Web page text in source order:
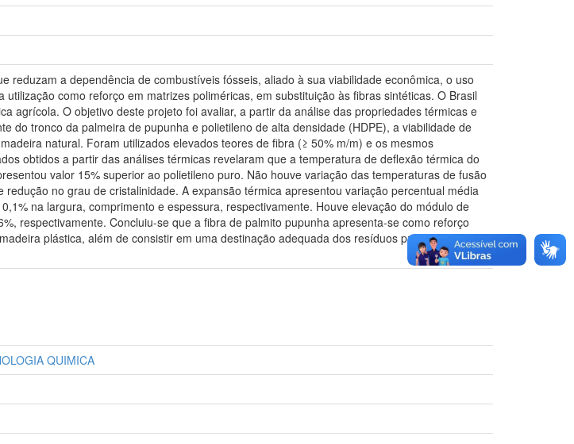
reduzam a dependência de combustíveis fósseis, aliado à sua viabilidade econômica, o uso
como reforço em matrizes poliméricas, em substituição às fibras sintéticas. O Brasil
agrícola. O objetivo deste projeto foi avaliar, a partir da análise das propriedades térmicas e
do tronco da palmeira de pupunha e polietileno de alta densidade (HDPE), a viabilidade de
natural. Foram utilizados elevados teores de fibra (≥ 50% m/m) e os mesmos
obtidos a partir das análises térmicas revelaram que a temperatura de deflexão térmica do
valor 15% superior ao polietileno puro. Não houve variação das temperaturas de fusão
no grau de cristalinidade. A expansão térmica apresentou variação percentual média
na largura, comprimento e espessura, respectivamente. Houve elevação do módulo de
respectivamente. Concluiu-se que a fibra de palmito pupunha apresenta-se como reforço
plástica, além de consistir em uma destinação adequada dos resíduos provenientes do
QUIMICA